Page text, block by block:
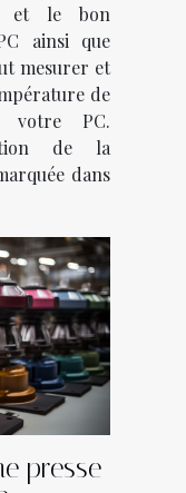
et le bon
ainsi que
mesurer et
de
votre PC.
de la
dans
presse